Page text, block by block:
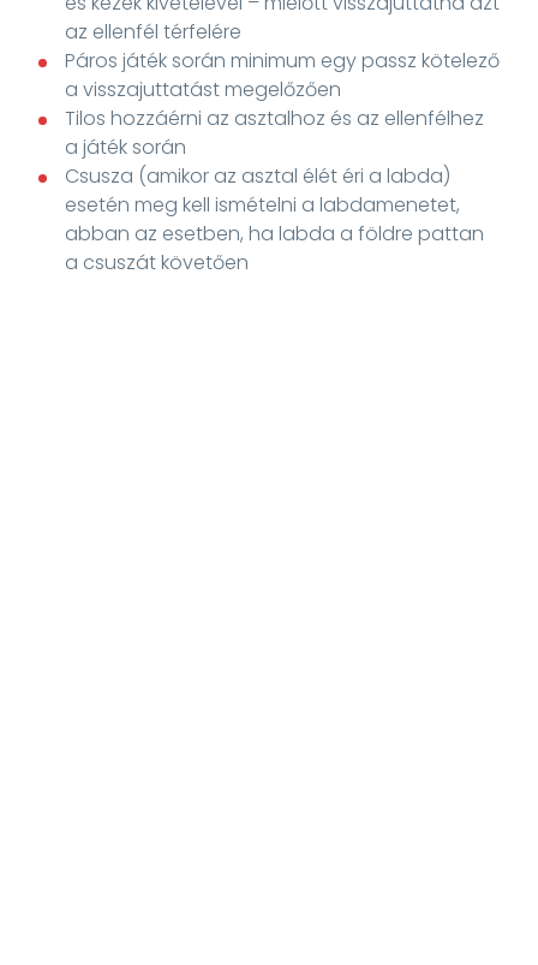
az ellenfél térfelére
Páros játék során minimum egy passz kötelező
a visszajuttatást megelőzően
Tilos hozzáérni az asztalhoz és az ellenfélhez
a játék során
Csusza (amikor az asztal élét éri a labda)
esetén meg kell ismételni a labdamenetet,
abban az esetben, ha labda a földre pattan
a csuszát követően